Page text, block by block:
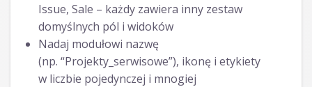
Issue, Sale – każdy zawiera inny zestaw
domyślnych pól i widoków
Nadaj modułowi nazwę
(np. “Projekty_serwisowe”), ikonę i etykiety
w liczbie pojedynczej i mnogiej